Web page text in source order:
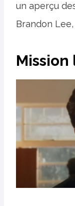
un aperçu
Brandon
Mission